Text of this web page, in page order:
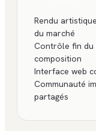
Rendu
du marché
Contrôle fin du
composition
Interface web
Communauté
partagés